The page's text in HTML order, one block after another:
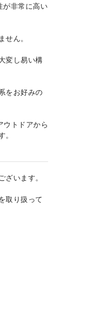
が非常に高い
ん。
変し易い構
をお好みの
ウトドアから
います。
取り扱って